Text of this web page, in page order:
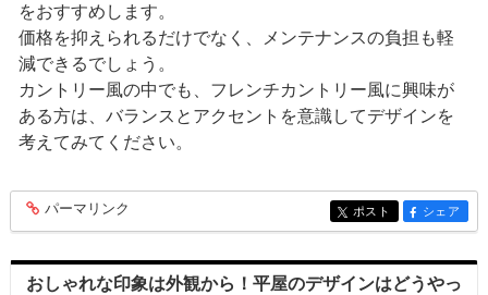
をおすすめします。
価格を抑えられるだけでなく、メンテナンスの負担も軽
減できるでしょう。
カントリー風の中でも、フレンチカントリー風に興味が
ある方は、バランスとアクセントを意識してデザインを
考えてみてください。
entry270
パーマリンク entry270
ポスト entry270
シェア
おしゃれな印象は外観から！平屋のデザインはどうやっ